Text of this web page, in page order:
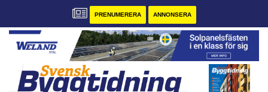
PRENUMERERA ANNONSERA